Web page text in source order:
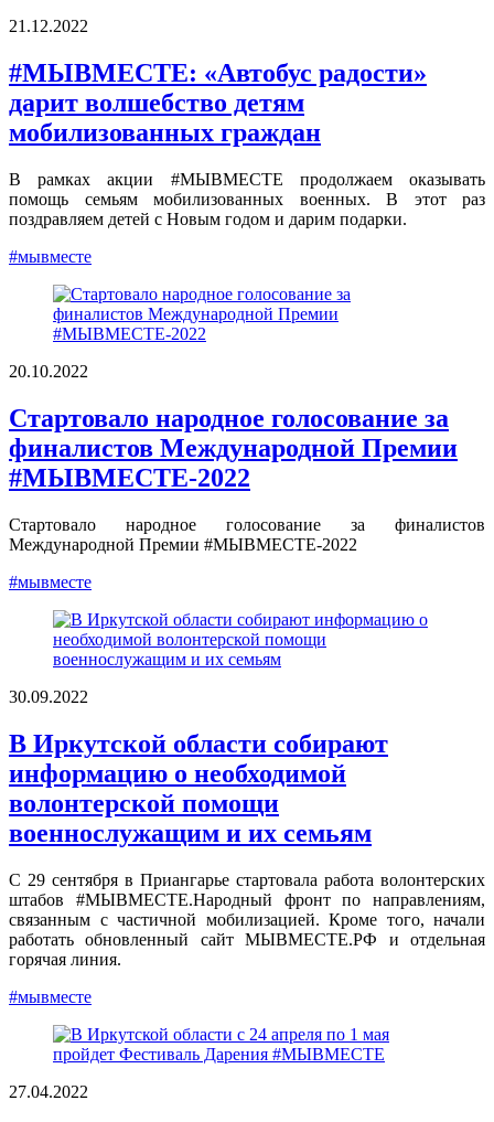
21.12.2022
#МЫВМЕСТЕ: «Автобус радости»
дарит волшебство детям
мобилизованных граждан
В рамках акции #МЫВМЕСТЕ продолжаем оказывать
помощь семьям мобилизованных военных. В этот раз
поздравляем детей с Новым годом и дарим подарки.
#мывместе
20.10.2022
Стартовало народное голосование за
финалистов Международной Премии
#МЫВМЕСТЕ-2022
Стартовало народное голосование за финалистов
Международной Премии #МЫВМЕСТЕ-2022
#мывместе
30.09.2022
В Иркутской области собирают
информацию о необходимой
волонтерской помощи
военнослужащим и их семьям
С 29 сентября в Приангарье стартовала работа волонтерских
штабов #МЫВМЕСТЕ.Народный фронт по направлениям,
связанным с частичной мобилизацией. Кроме того, начали
работать обновленный сайт МЫВМЕСТЕ.РФ и отдельная
горячая линия.
#мывместе
27.04.2022